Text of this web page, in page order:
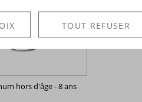
hors d'âge - 8 ans
TOUT REFUSER